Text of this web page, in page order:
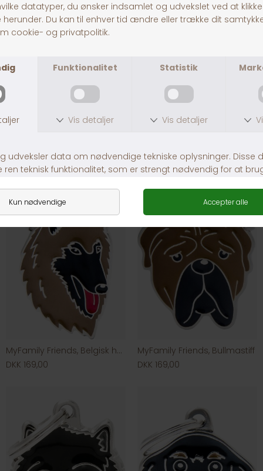
30 dages returret
Fragt fra 39,-
1-3 dages levering
Andre købte også
MyFamily Friends, Belgisk hyrdehund
DKK 169,00
MyFamily Friends, Bullmastiff
DKK 169,00